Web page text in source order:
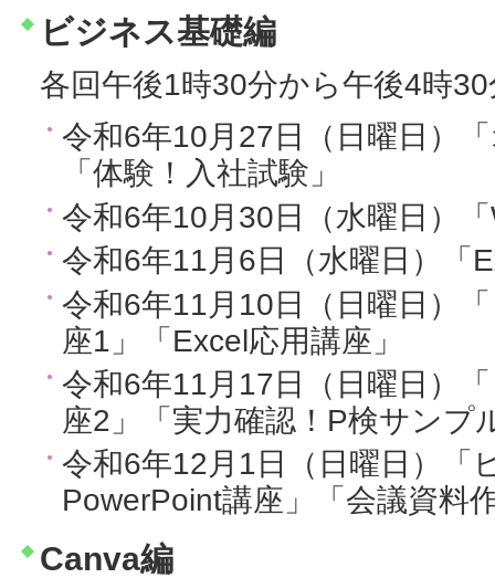
ビジネス基礎編
各回午後1時30分から午後4時
令和6年10月27日（日曜日）
「体験！入社試験」
令和6年10月30日（水曜日）
令和6年11月6日（水曜日）「
令和6年11月10日（日曜日）
座1」「Excel応用講座」
令和6年11月17日（日曜日）
座2」「実力確認！P検サンプ
令和6年12月1日（日曜日）「
PowerPoint講座」「会議資料
Canva編